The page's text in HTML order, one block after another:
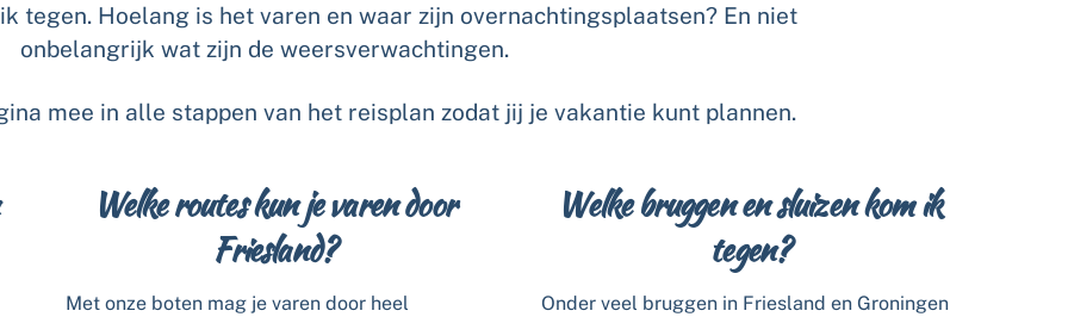
tegen. Hoelang is het varen en waar zijn overnachtingsplaatsen? En niet
onbelangrijk wat zijn de weersverwachtingen.
mee in alle stappen van het reisplan zodat jij je vakantie kunt plannen.
Welke routes kun je varen door
Friesland?
Met onze boten mag je varen door heel
Welke bruggen en sluizen kom ik
tegen?
Onder veel bruggen in Friesland en Groningen